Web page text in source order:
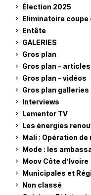
Élection 2025
Eliminatoire coupe
Entête
GALERIES
Gros plan
Gros plan – articles
Gros plan – vidéos
Gros plan galleries
Interviews
Lementor TV
Les énergies
Mali : Opération
Mode : les
Moov Côte d’Ivoire
Municipales et
Non classé